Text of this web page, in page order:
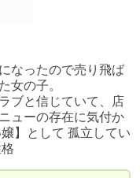
なったので売り飛ば
女の子。
ブと信じていて、店
ューの存在に気付か
】として 孤立してい